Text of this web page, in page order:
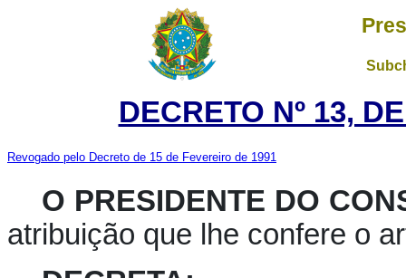
DECRETO Nº 13,
Revogado pelo Decreto de 15 de Fevereiro de 1991
O PRESIDENTE DO
atribuição que lhe confere o